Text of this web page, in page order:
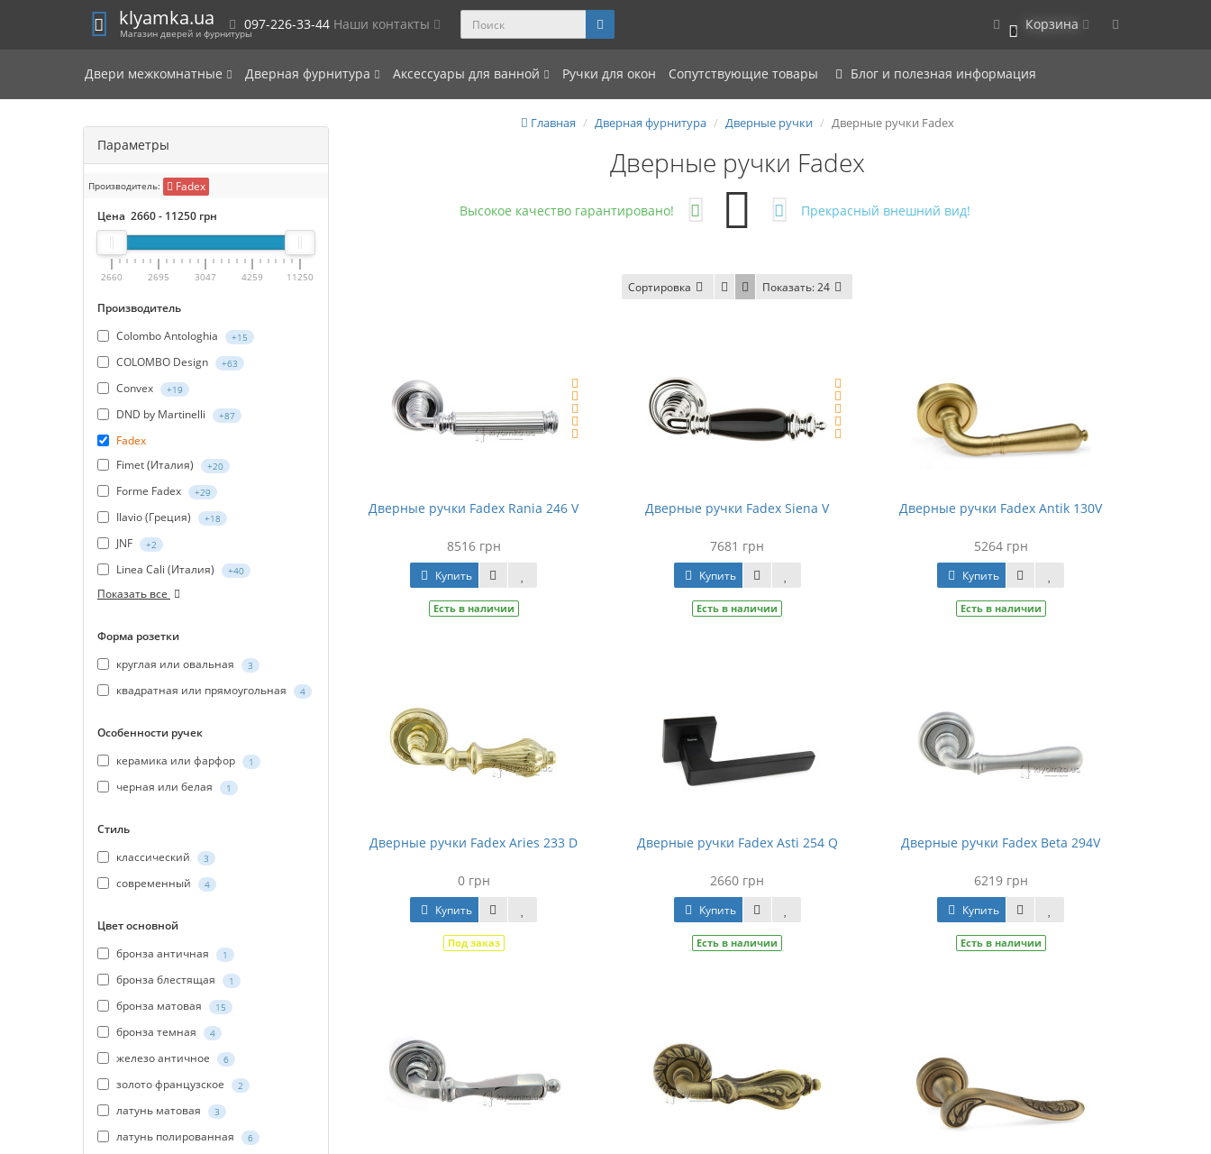
klyamka.ua
Магазин дверей и фурнитуры
097-226-33-44 Наши контакты 0 Корзина
Двери межкомнатные Дверная фурнитура Аксессуары для ванной Ручки для окон Сопутствующие товары Блог и полезная информация
Параметры
Производитель:
Fadex
Цена 2660- 11250 грн
2660 2695 3047 4259 11250
Производитель
Colombo Antologhia
+15
COLOMBO Design +63
Convex +19
DND by Martinelli +87
Fadex
Fimet (Италия)
+20
Forme Fadex +29
Ilavio (Греция) +18
JNF +2
Linea Cali (Италия) +40
Показать все
Форма розетки
круглая или овальная
3
квадратная или прямоугольная 4
Особенности ручек
керамика или фарфор
1
черная или белая 1
Стиль
классический
3
современный 4
Цвет основной
бронза античная
1
бронза блестящая 1
бронза матовая 15
бронза темная 4
железо античное 6
золото французское 2
латунь матовая 3
латунь полированная 6
Главная Дверная фурнитура Дверные ручки Дверные ручки Fadex
Дверные ручки Fadex
Высокое качество гарантировано! Прекрасный внешний вид!
Сортировка Показать:24
Дверные ручки Fadex Rania 246 V
8516 грн
Купить
Есть в наличии
Дверные ручки Fadex Siena V
7681 грн
Купить
Есть в наличии
Дверные ручки Fadex Antik 130V
5264 грн
Купить
Есть в наличии
Дверные ручки Fadex Aries 233 D
0 грн
Купить
Под заказ
Дверные ручки Fadex Asti 254 Q
2660 грн
Купить
Есть в наличии
Дверные ручки Fadex Beta 294V
6219 грн
Купить
Есть в наличии